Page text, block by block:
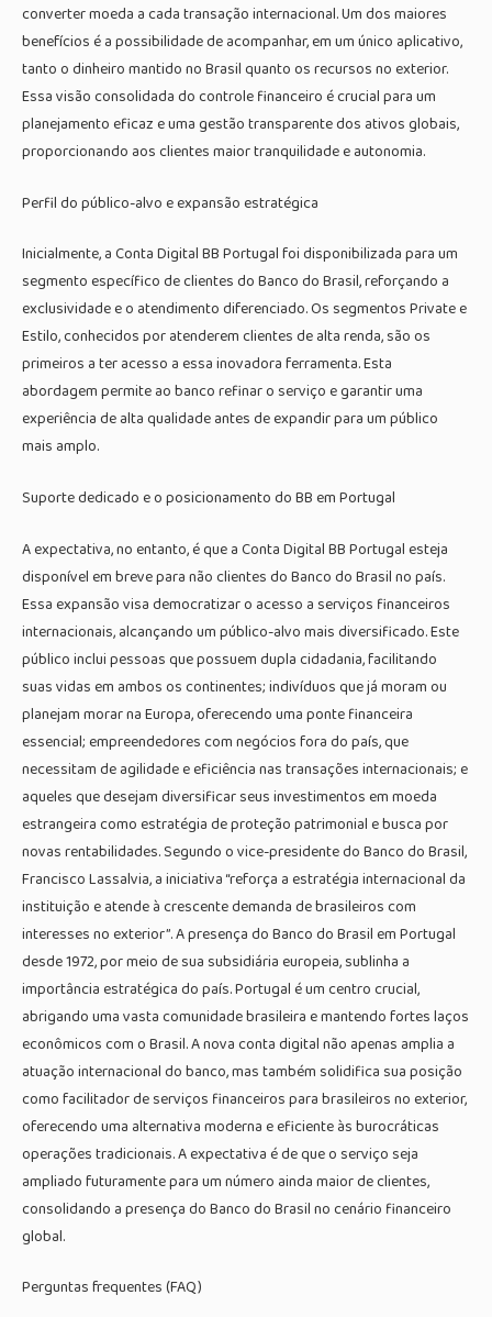
converter moeda a cada transação internacional. Um dos maiores
benefícios é a possibilidade de acompanhar, em um único aplicativo,
tanto o dinheiro mantido no Brasil quanto os recursos no exterior.
Essa visão consolidada do controle financeiro é crucial para um
planejamento eficaz e uma gestão transparente dos ativos globais,
proporcionando aos clientes maior tranquilidade e autonomia.
Perfil do público-alvo e expansão estratégica
Inicialmente, a Conta Digital BB Portugal foi disponibilizada para um
segmento específico de clientes do Banco do Brasil, reforçando a
exclusividade e o atendimento diferenciado. Os segmentos Private e
Estilo, conhecidos por atenderem clientes de alta renda, são os
primeiros a ter acesso a essa inovadora ferramenta. Esta
abordagem permite ao banco refinar o serviço e garantir uma
experiência de alta qualidade antes de expandir para um público
mais amplo.
Suporte dedicado e o posicionamento do BB em Portugal
A expectativa, no entanto, é que a Conta Digital BB Portugal esteja
disponível em breve para não clientes do Banco do Brasil no país.
Essa expansão visa democratizar o acesso a serviços financeiros
internacionais, alcançando um público-alvo mais diversificado. Este
público inclui pessoas que possuem dupla cidadania, facilitando
suas vidas em ambos os continentes; indivíduos que já moram ou
planejam morar na Europa, oferecendo uma ponte financeira
essencial; empreendedores com negócios fora do país, que
necessitam de agilidade e eficiência nas transações internacionais; e
aqueles que desejam diversificar seus investimentos em moeda
estrangeira como estratégia de proteção patrimonial e busca por
novas rentabilidades. Segundo o vice-presidente do Banco do Brasil,
Francisco Lassalvia, a iniciativa “reforça a estratégia internacional da
instituição e atende à crescente demanda de brasileiros com
interesses no exterior”. A presença do Banco do Brasil em Portugal
desde 1972, por meio de sua subsidiária europeia, sublinha a
importância estratégica do país. Portugal é um centro crucial,
abrigando uma vasta comunidade brasileira e mantendo fortes laços
econômicos com o Brasil. A nova conta digital não apenas amplia a
atuação internacional do banco, mas também solidifica sua posição
como facilitador de serviços financeiros para brasileiros no exterior,
oferecendo uma alternativa moderna e eficiente às burocráticas
operações tradicionais. A expectativa é de que o serviço seja
ampliado futuramente para um número ainda maior de clientes,
consolidando a presença do Banco do Brasil no cenário financeiro
global.
Perguntas frequentes (FAQ)